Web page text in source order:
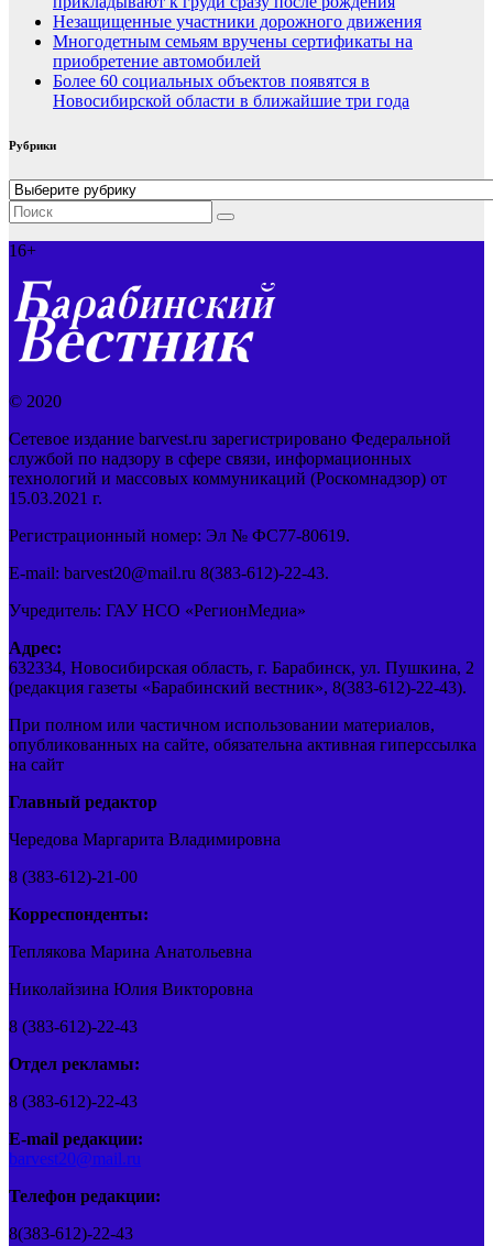
Незащищенные участники дорожного движения
Многодетным семьям вручены сертификаты на
приобретение автомобилей
Более 60 социальных объектов появятся в
Новосибирской области в ближайшие три года
Рубрики
Рубрики
16+
© 2020
Сетевое издание barvest.ru зарегистрировано Федеральной
службой по надзору в сфере связи, информационных
технологий и массовых коммуникаций (Роскомнадзор) от
15.03.2021 г.
Регистрационный номер: Эл № ФС77-80619.
E-mail: barvest20@mail.ru 8(383-612)-22-43.
Учредитель: ГАУ НСО «РегионМедиа»
Адрес:
632334, Новосибирская область, г. Барабинск, ул. Пушкина, 2
(редакция газеты «Барабинский вестник», 8(383-612)-22-43).
При полном или частичном использовании материалов,
опубликованных на сайте, обязательна активная гиперссылка
на сайт
Главный редактор
Чередова Маргарита Владимировна
8 (383-612)-21-00
Корреспонденты:
Теплякова Марина Анатольевна
Николайзина Юлия Викторовна
8 (383-612)-22-43
Отдел рекламы:
8 (383-612)-22-43
E-mail редакции:
barvest20@mail.ru
Телефон редакции:
8(383-612)-22-43